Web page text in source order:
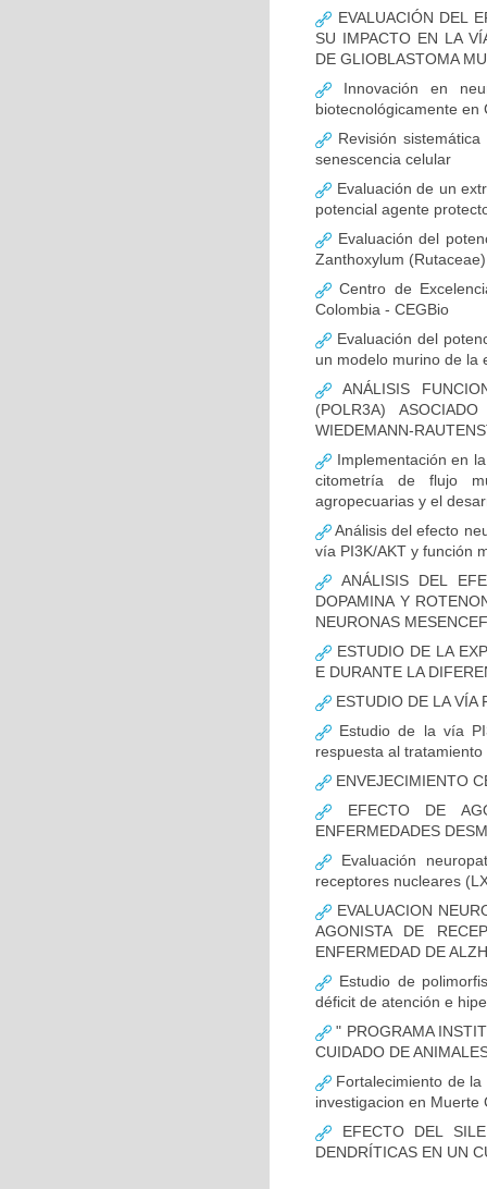
EVALUACIÓN DEL
SU IMPACTO EN LA
DE GLIOBLASTOMA
Innovación en
biotecnológicamente en
Revisión
senescencia celular
Evaluación de un
potencial agente
Evaluación del
Zanthoxylum
Centro de
Colombia - CEGBio
Evaluación del
un modelo murino de la
ANÁLISIS
(POLR3A)
WIEDEMANN-
Implementación en
citometría de flujo
agropecuarias y el
Análisis del efecto
vía PI3K/AKT y función
ANÁLISIS DEL
DOPAMINA Y
NEURONAS
ESTUDIO DE LA
E DURANTE LA
ESTUDIO DE LA VÍA
Estudio de la vía
respuesta al tratamiento
ENVEJECIMIENTO
EFECTO DE
ENFERMEDADES
Evaluación
receptores nucleares
EVALUACION
AGONISTA DE
ENFERMEDAD DE
Estudio de
déficit de atención e
" PROGRAMA
CUIDADO DE
Fortalecimiento de la
investigacion en Muerte
EFECTO DEL
DENDRÍTICAS EN UN